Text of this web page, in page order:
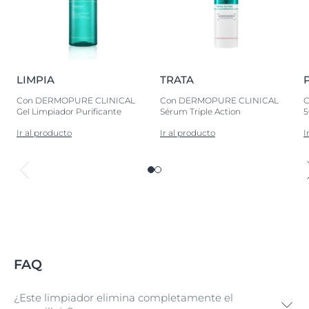
LIMPIA
Con DERMOPURE CLINICAL
Gel Limpiador Purificante
Ir al producto
TRATA
Con DERMOPURE CLINICAL
Sérum Triple Action
Ir al producto
FAQ
¿Este limpiador elimina completamente el